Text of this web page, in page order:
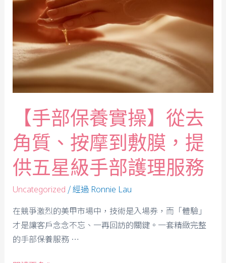
【手部保養實操】從去
角質、按摩到敷膜，提
供五星級手部護理服務
Uncategorized / 經過 Ronnie Lau
在競爭激烈的美甲市場中，技術是入場券，而「體驗」
才是讓客戶念念不忘、一再回訪的關鍵。一套精緻完整
的手部保養服務 …